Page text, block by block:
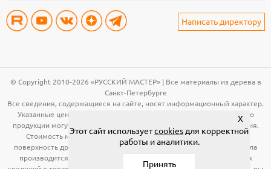
Написать директору
© Copyright 2010-2026 «РУССКИЙ МАСТЕР» | Все материалы из дерева в
Санкт-Петербурге
Все сведения, содержащиеся на сайте, носят информационный характер.
Указанные цены, технические характеристики и иная информация о
продукции могут быть изменены без предварительного уведомления.
Стоимость материала (вагонка, панели и т.д.) указана за общую
поверхность древесины. Расчет необходимого количества материала
производится по рабочей поверхности. Для получения подробных
X
Этот сайт используетcookies для корректной
работы и аналитики.
Принять